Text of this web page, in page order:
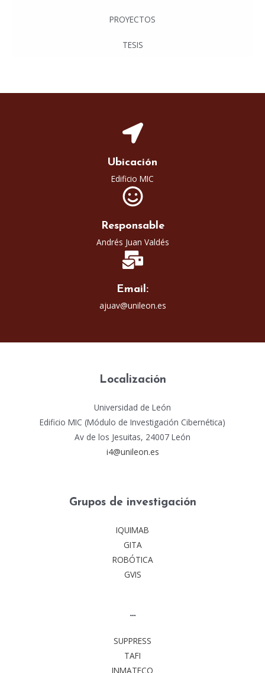
PROYECTOS
TESIS
Ubicación
Edificio MIC
Responsable
Andrés Juan Valdés
Email:
ajuav@unileon.es
Localización
Universidad de León
Edificio MIC (Módulo de Investigación Cibernética)
Av de los Jesuitas, 24007 León
i4@unileon.es
Grupos de investigación
IQUIMAB
GITA
ROBÓTICA
GVIS
…
SUPPRESS
TAFI
INMATECO